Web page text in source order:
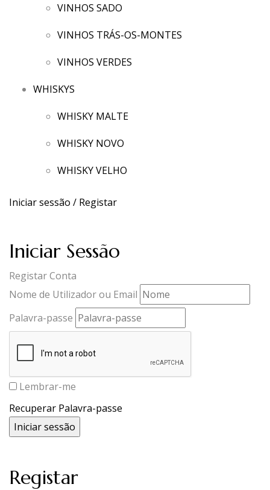
VINHOS SADO
VINHOS TRÁS-OS-MONTES
VINHOS VERDES
WHISKYS
WHISKY MALTE
WHISKY NOVO
WHISKY VELHO
Iniciar sessão / Registar
Iniciar Sessão
Registar Conta
Nome de Utilizador ou Email
Palavra-passe
Lembrar-me
Recuperar Palavra-passe
Registar